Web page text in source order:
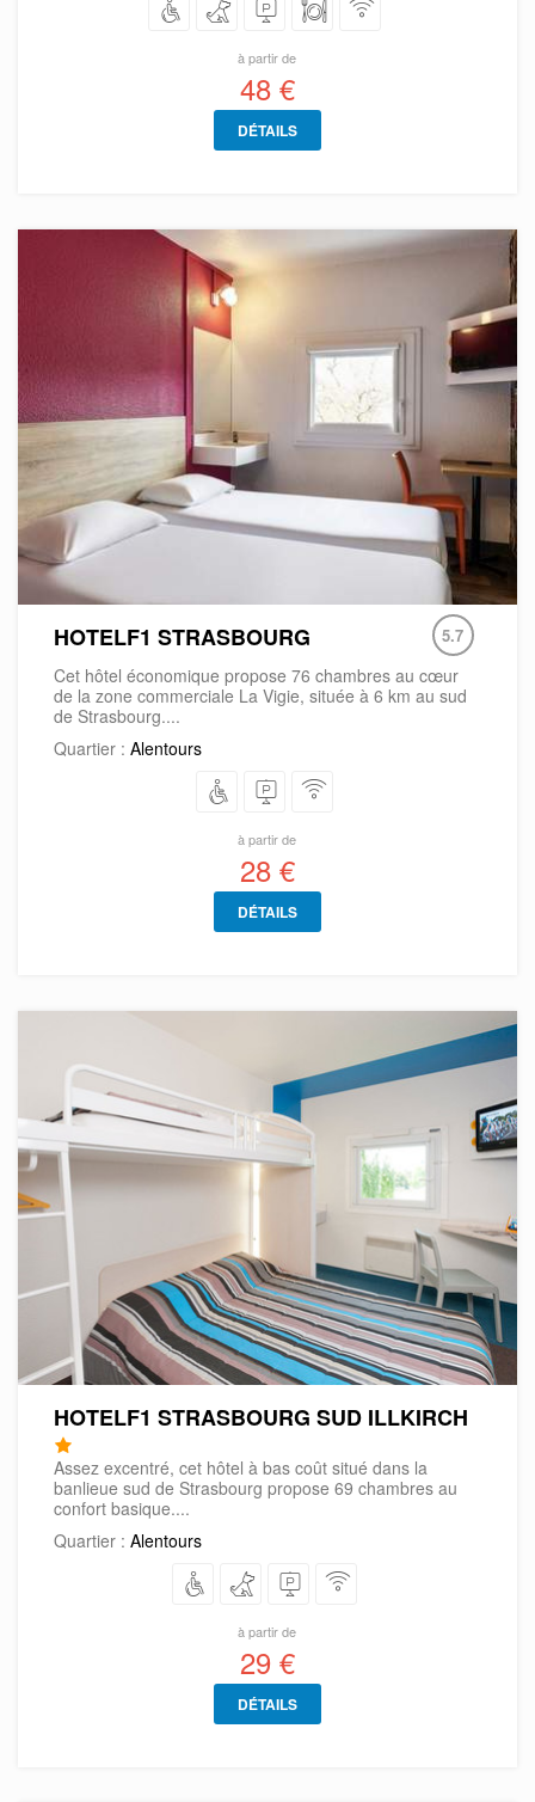
à partir de
48 €
DÉTAILS
HOTELF1 STRASBOURG 5.7
Cet hôtel économique propose 76 chambres au cœur
de la zone commerciale La Vigie, située à 6 km au sud
de Strasbourg....
Quartier : Alentours
à partir de
28 €
DÉTAILS
HOTELF1 STRASBOURG SUD ILLKIRCH
Assez excentré, cet hôtel à bas coût situé dans la
banlieue sud de Strasbourg propose 69 chambres au
confort basique....
Quartier : Alentours
à partir de
29 €
DÉTAILS